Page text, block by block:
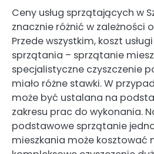
Ceny usług sprzątających w
znacznie różnić w zależności
Przede wszystkim, koszt
sprzątania – sprzątanie
specjalistyczne czyszczenie
miało różne stawki. W
może być ustalana na
zakresu prac do wykonania.
podstawowe sprzątanie
mieszkania może kosztować